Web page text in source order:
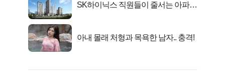
SK하이닉스 직원들이 줄서는 아파트
아내 몰래 처형과 목욕한 남자.. 충격!